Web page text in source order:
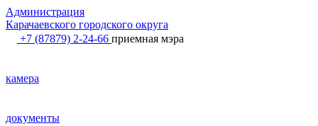
Администрация
Карачаевского городского округа
+7 (87879) 2-24-66 приемная мэра
камера
документы